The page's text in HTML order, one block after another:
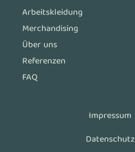
Arbeitskleidung
Merchandising
Über uns
Referenzen
FAQ
Impressum
Datenschutz